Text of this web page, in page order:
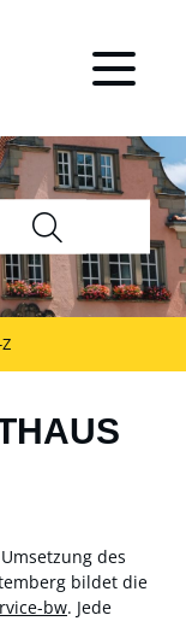
des
bildet die
bw. Jede